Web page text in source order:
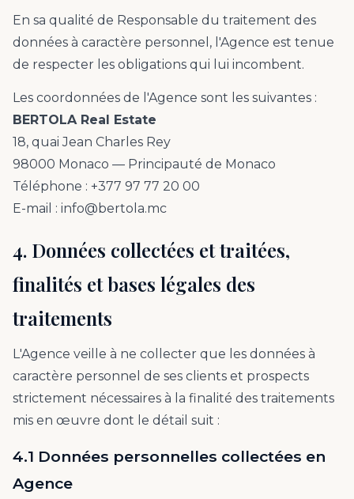
En sa qualité de Responsable du traitement des
données à caractère personnel, l'Agence est tenue
de respecter les obligations qui lui incombent.
Les coordonnées de l'Agence sont les suivantes :
BERTOLA Real Estate
18, quai Jean Charles Rey
98000 Monaco — Principauté de Monaco
Téléphone : +377 97 77 20 00
E-mail : info@bertola.mc
4. Données collectées et traitées,
finalités et bases légales des
traitements
L'Agence veille à ne collecter que les données à
caractère personnel de ses clients et prospects
strictement nécessaires à la finalité des traitements
mis en œuvre dont le détail suit :
4.1 Données personnelles collectées en
Agence